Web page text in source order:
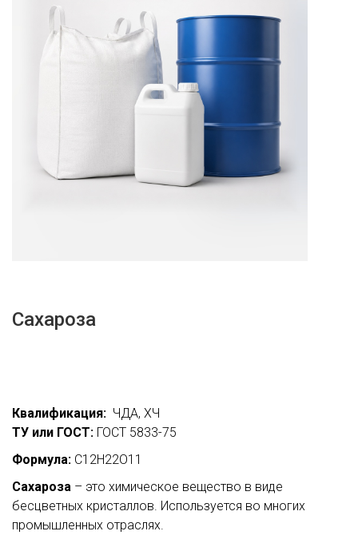
Сахароза
Квалификация: ЧДА, ХЧ
ТУ или ГОСТ: ГОСТ 5833-75
Формула: C12H22O11
Сахароза – это химическое вещество в виде
бесцветных кристаллов. Используется во многих
промышленных отраслях.